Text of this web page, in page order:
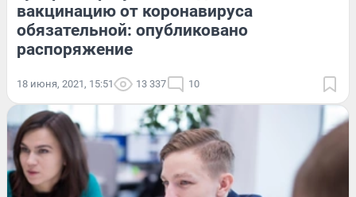
вакцинацию от коронавируса
обязательной: опубликовано
распоряжение
18 июня, 2021, 15:51 13 337 10